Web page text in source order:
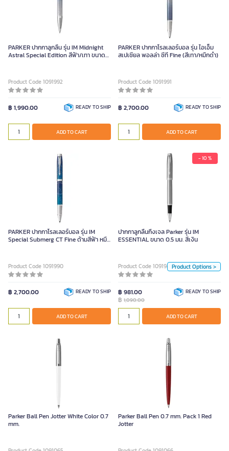
PARKER ปากกาลูกลื่น รุ่น IM Midnight
Astral Special Edition สีฟ้า/เทา ขนาด
Product Code 1091992
฿ 1,990.00 READY TO SHIP
ADD TO CART
PARKER ปากกาโรลเลอร์บอล รุ่น ไอเอ็ม
สเปเชียล พอลล่า ซีที Fine (สีเทา/หมึกดำ)
Product Code 1091991
฿ 2,700.00 READY TO SHIP
ADD TO CART
PARKER ปากกาโรลเลอร์บอล รุ่น IM
Special Submerg CT Fine ด้ามสีฟ้า หมึก
Product Code 1091990
฿ 2,700.00 READY TO SHIP
ADD TO CART
- 10 %
ปากกาลูกลื่นกึ่งเจล Parker รุ่น IM
ESSENTIAL ขนาด 0.5 มม. สีเงิน
Product Code 1091942Product Options >
฿ 981.00
฿ 1,090.00
READY TO SHIP
ADD TO CART
ESSENTIAL ขนาด 0.5 มม. สีเงิน
1,090.00
Piece
ADD TO CART
Parker Ball Pen Jotter White Color 0.7
mm.
Parker Ball Pen 0.7 mm. Pack 1 Red
Jotter